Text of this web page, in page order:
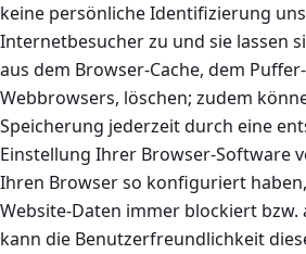
keine persönliche Identifizierung
Internetbesucher zu und sie lassen
aus dem Browser-Cache, dem
Webbrowsers, löschen; zudem
Speicherung jederzeit durch eine
Einstellung Ihrer Browser-Software
Ihren Browser so konfiguriert
Website-Daten immer blockiert bzw.
kann die Benutzerfreundlichkeit